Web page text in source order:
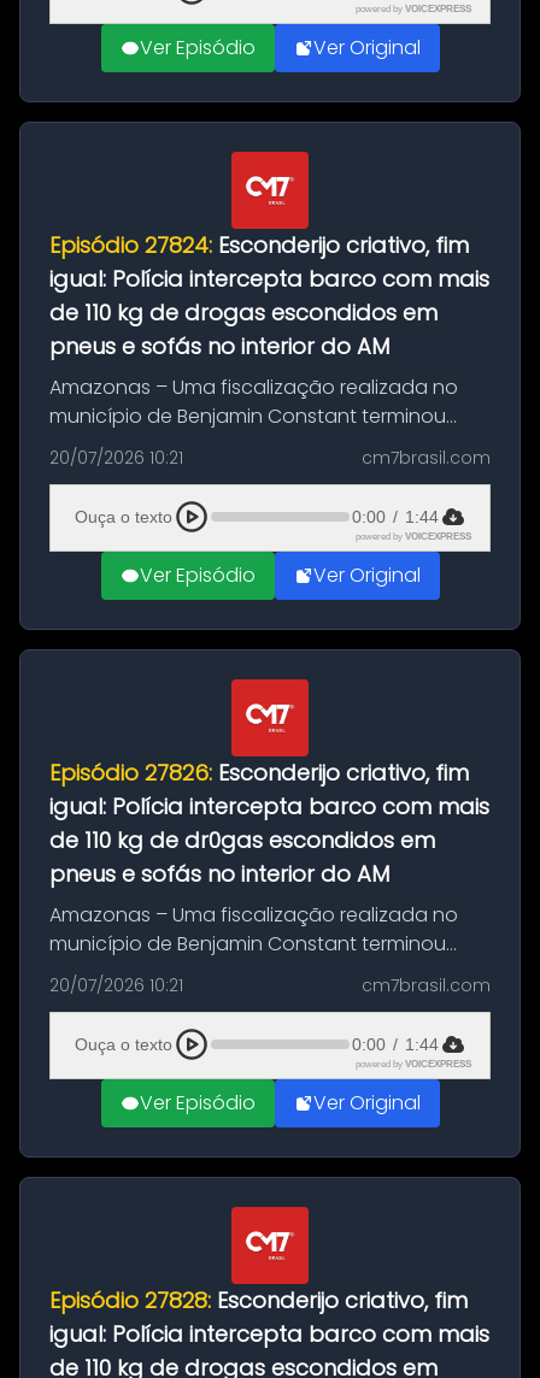
powered by VOICEXPRESS
Ver Episódio Ver Original
Episódio 27824: Esconderijo criativo, fim
igual: Polícia intercepta barco com mais
de 110 kg de drogas escondidos em
pneus e sofás no interior do AM
Amazonas – Uma fiscalização realizada no
município de Benjamin Constant terminou
com a apreensão de aproximadamente 115
quilos de entorpecentes em uma
embarcação atracada no porto da cidade. O
materia...
20/07/2026 10:21 cm7brasil.com
Ouça o texto 0:00 / 1:44
powered by VOICEXPRESS
Ver Episódio Ver Original
Episódio 27826: Esconderijo criativo, fim
igual: Polícia intercepta barco com mais
de 110 kg de dr0gas escondidos em
pneus e sofás no interior do AM
Amazonas – Uma fiscalização realizada no
município de Benjamin Constant terminou
com a apreensão de aproximadamente 115
quilos de entorpecentes em uma
embarcação atracada no porto da cidade. O
materia...
20/07/2026 10:21 cm7brasil.com
Ouça o texto 0:00 / 1:44
powered by VOICEXPRESS
Ver Episódio Ver Original
Episódio 27828: Esconderijo criativo, fim
igual: Polícia intercepta barco com mais
de 110 kg de drogas escondidos em